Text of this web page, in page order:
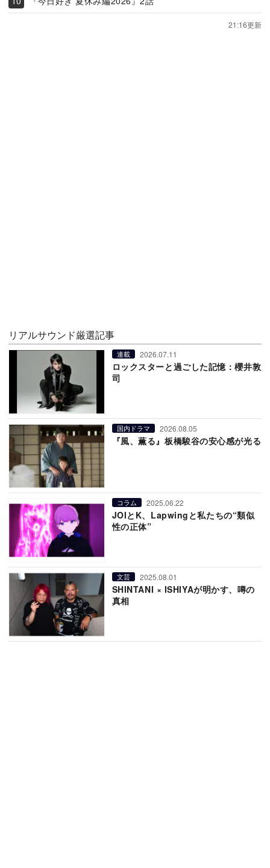
21:16更新
リアルサウンド厳選記事
連載 2026.07.11
ロックスターと過ごした記憶：櫻井敦
司
国内ドラマ 2026.08.05
『風、薫る』板橋駿谷の安心感が光る
コラム 2025.06.22
JOIとK、Lapwingと私たちの“類似
性の正体”
文芸 2025.08.01
SHINTANI × ISHIYAが明かす、噂の
真相